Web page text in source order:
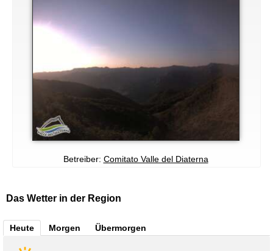
Betreiber: Comitato Valle del Diaterna
Das Wetter in der Region
Heute Morgen Übermorgen